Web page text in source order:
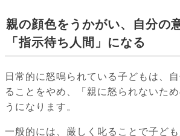
親の顔色をうかがい、自分の
「指示待ち人間」になる
日常的に怒鳴られている子どもは、
ることをやめ、「親に怒られないた
うになります。
一般的には、厳しく叱ることで子ど